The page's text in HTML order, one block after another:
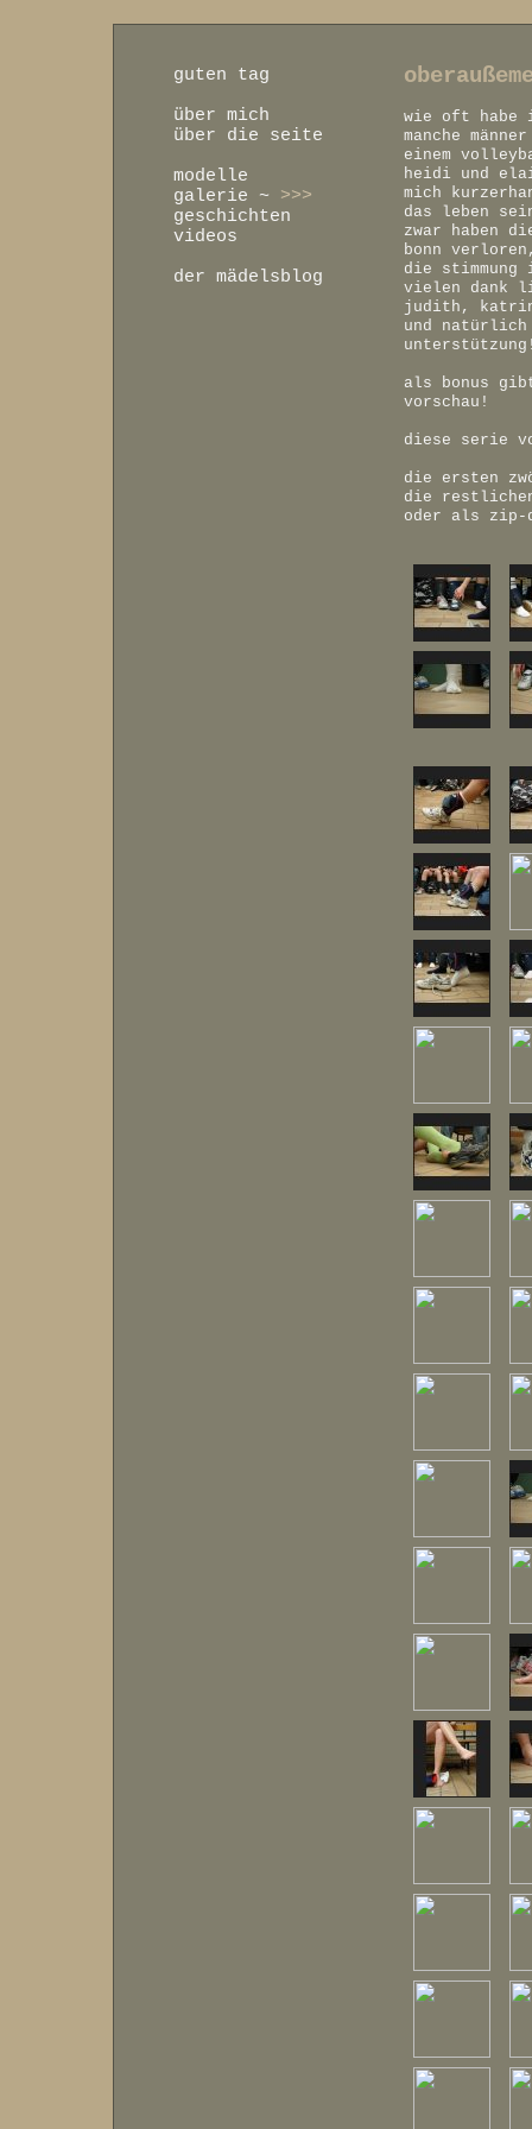
guten tag
über mich
über die seite
modelle
galerie ~ >>>
geschichten
videos
der mädelsblog
wie oft habe
manche
einem
heidi und
mich
das leben
zwar haben
bonn
die
vielen dank
judith,
und natürlich
als bonus
vorschau!
diese serie
die ersten
die
oder als zip-